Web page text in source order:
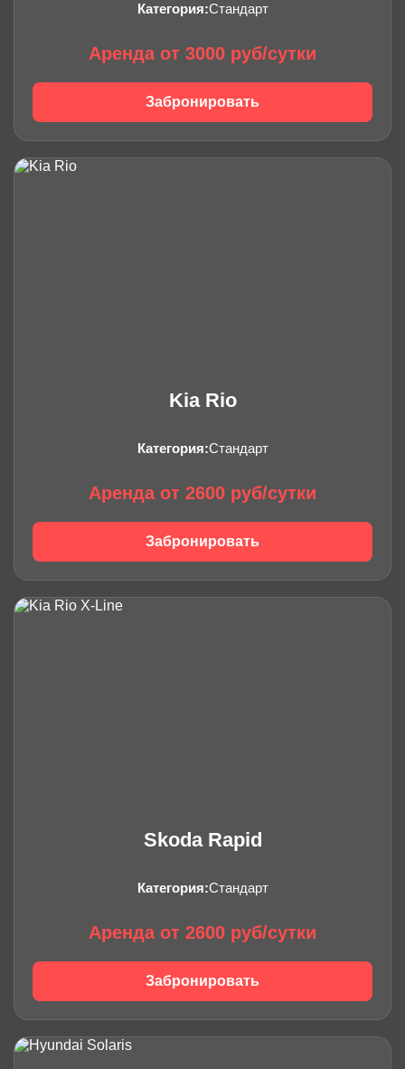
Категория:Стандарт
Аренда от 3000 руб/сутки
Забронировать
Kia Rio
Категория:Стандарт
Аренда от 2600 руб/сутки
Забронировать
Skoda Rapid
Категория:Стандарт
Аренда от 2600 руб/сутки
Забронировать